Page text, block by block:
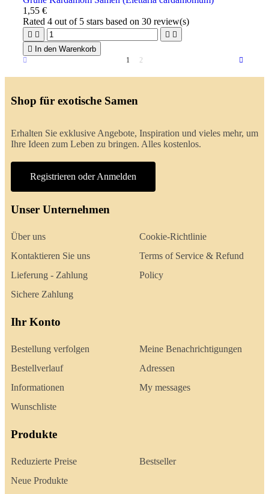
1,55 €
Rated4 out of 5 stars based on30 review(s)
   

In den Warenkorb
1 2
Shop für exotische Samen
Erhalten Sie exklusive Angebote, Inspiration und vieles mehr, um
Ihre Ideen zum Leben zu bringen. Alles kostenlos.
Registrieren oder Anmelden
Unser Unternehmen
Über uns
Kontaktieren Sie uns
Lieferung - Zahlung
Sichere Zahlung
Cookie-Richtlinie
Terms of Service & Refund
Policy
Ihr Konto
Bestellung verfolgen
Bestellverlauf
Informationen
Wunschliste
Meine Benachrichtigungen
Adressen
My messages
Produkte
Reduzierte Preise
Neue Produkte
Bestseller